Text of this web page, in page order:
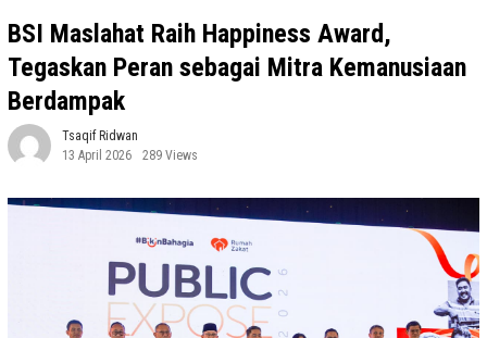
BSI Maslahat Raih Happiness Award,
Tegaskan Peran sebagai Mitra Kemanusiaan
Berdampak
Tsaqif Ridwan
13 April 2026
289 Views